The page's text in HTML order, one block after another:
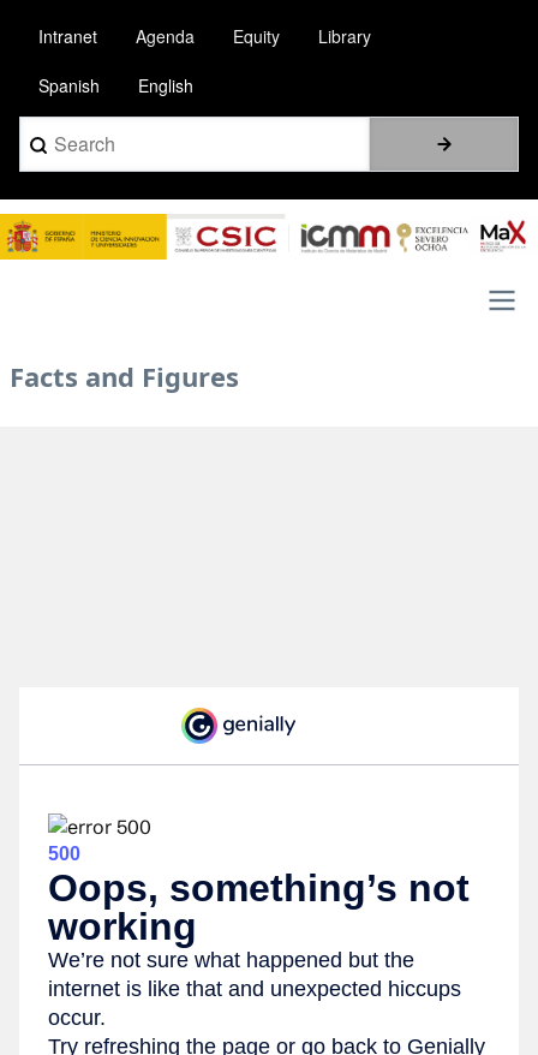
contenido
principal
Intranet Agenda Equity Library
Spanish English
Search
Image
Facts and Figures